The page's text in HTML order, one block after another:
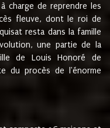
à charge de reprendre les
fleuve, dont le roi de
resta dans la famille
une partie de la
de Louis Honoré de
du procès de l'énorme